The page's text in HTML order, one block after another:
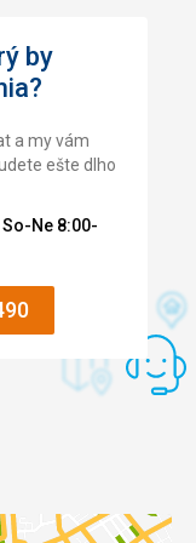
pomocou
by
a my vám
ešte dlho
Ne 8:00-